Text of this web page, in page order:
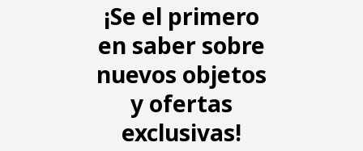
¡Se el primero
en saber sobre
nuevos objetos
y ofertas
exclusivas!